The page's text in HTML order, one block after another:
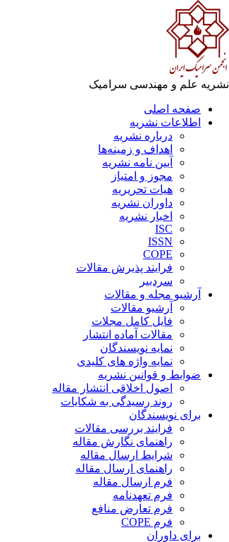
نشریه علم و مهندسی سرامیک
صفحه اصلی
اطلاعات نشریه
درباره نشریه
اهداف و زمینه‌ها
آیین نامه نشریه
مجوز و امتیاز
هیات تحریریه
داوران نشریه
اخبار نشریه
ISC
ISSN
COPE
فرایند پذیرش مقالات
سردبیر
آرشیو مجله و مقالات
آرشیو مقالات
فایل کامل مجلات
مقالات آماده انتشار
نمایه نویسندگان
نمایه واژه های کلیدی
ضوابط و قوانین نشریه
اصول اخلاقی انتشار مقاله
روند رسیدگی به شکایات
برای نویسندگان
فرایند بررسی مقالات
راهنمای نگارش مقاله
شرایط ارسال مقاله
راهنمای ارسال مقاله
فرم ارسال مقاله
فرم تعهدنامه
فرم تعارض منافع
فرم COPE
برای داوران